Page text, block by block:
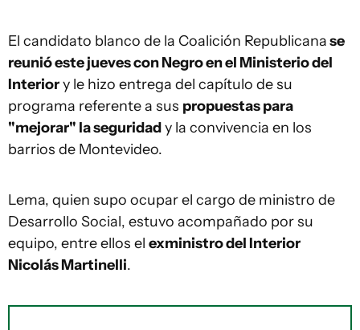
El candidato blanco de la Coalición Republicanase
reunió este jueves con Negro en el Ministerio del
Interiory le hizo entrega del capítulo de su
programa referente a sus propuestas para
"mejorar" la seguridady la convivencia en los
barrios de Montevideo.
Lema, quien supo ocupar el cargo de ministro de
Desarrollo Social, estuvo acompañado por su
equipo, entre ellos el exministro del Interior
Nicolás Martinelli.